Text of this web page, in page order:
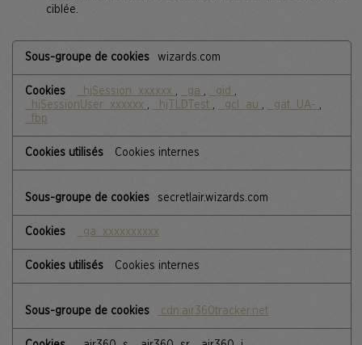
ciblée.
,Cookies
performance,Cookies
pour
publicité
wizards.com
_hjSession_xxxxxx _ga _gid
_hjSessionUser_xxxxxx
_hjTLDTest _gcl_au _gat_UA-
_fbp
Cookies internes
secretlair.wizards.com
_ga_xxxxxxxxxx
Cookies internes
cdn.air360tracker.net